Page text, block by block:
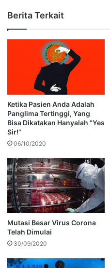
Berita Terkait
Ketika Pasien Anda Adalah
Panglima Tertinggi, Yang
Bisa Dikatakan Hanyalah “Yes
Sir!”
06/10/2020
Mutasi Besar Virus Corona
Telah Dimulai
30/09/2020